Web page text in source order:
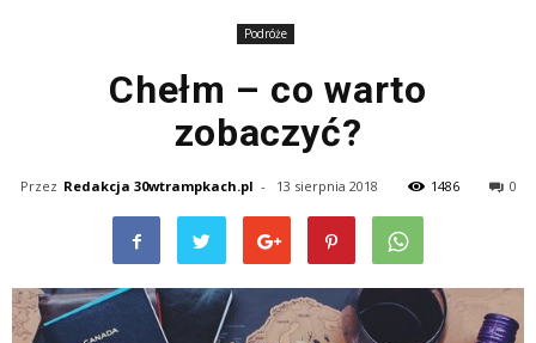
Podróże
Chełm – co warto
zobaczyć?
Przez Redakcja 30wtrampkach.pl - 13 sierpnia 2018 1486 0